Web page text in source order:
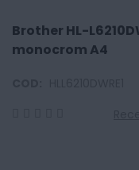
Brother HL-
monocrom A4